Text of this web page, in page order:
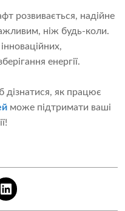
розвивається, надійне
ніж будь-коли.
енергії.
дізнатися, як працює
може підтримати ваші